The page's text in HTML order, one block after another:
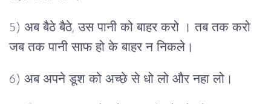
5) अब बैठे बैठे, उस पानी को बाहर करो । तब तक करो
जब तक पानी साफ हो के बाहर न निकले।
6) अब अपने डूश को अच्छे से धो लो और नहा लो।